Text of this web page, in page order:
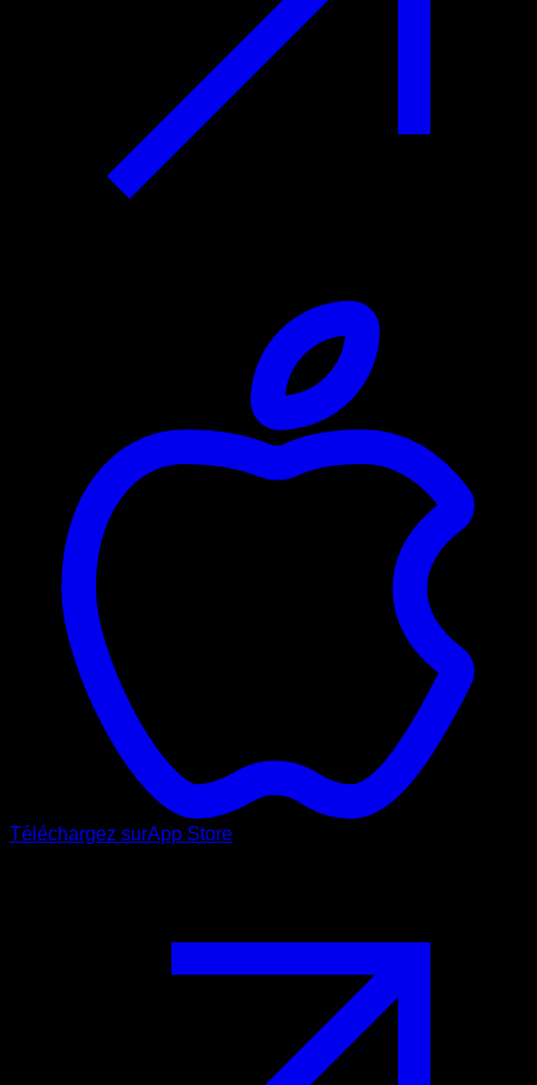
Téléchargez surApp Store